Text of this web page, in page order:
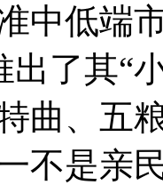
中低端
出了其“
曲、五
不是亲